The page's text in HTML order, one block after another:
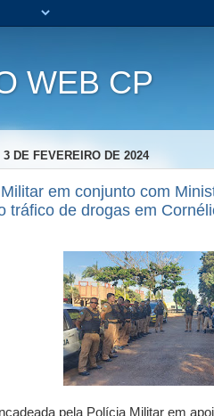
WEB CP
DE FEVEREIRO DE 2024
em conjunto com
tráfico de drogas em
pela Polícia Militar em